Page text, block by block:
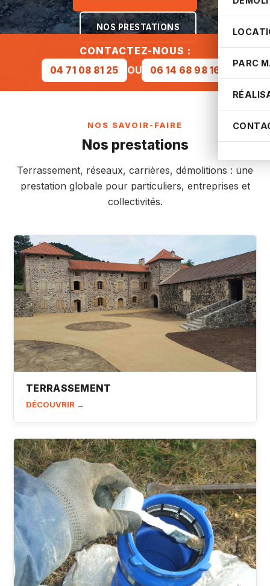
PARC
NOS PRESTATIONS
CONTACTEZ-NOUS :
04 71 08 81 25 OU 06 14 68 98 16
NOS SAVOIR-FAIRE
Nos prestations
Terrassement, réseaux, carrières, démolitions : une
prestation globale pour particuliers, entreprises et
collectivités.
TERRASSEMENT
DÉCOUVRIR →